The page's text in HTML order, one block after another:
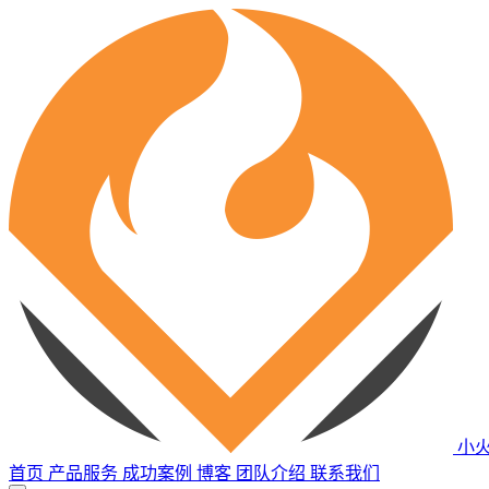
小
首页 产品服务 成功案例 博客 团队介绍 联系我们